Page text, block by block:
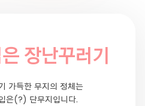
장난꾸러기
가득한 무지의 정체는
은(?) 단무지입니다.